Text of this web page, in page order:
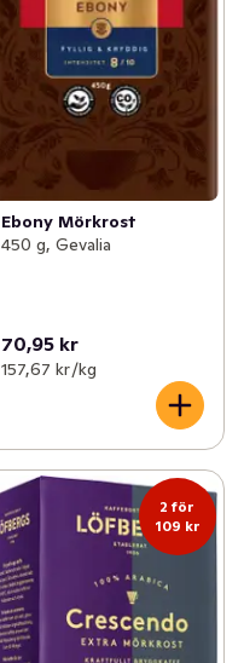
Ebony Mörkrost
450 g, Gevalia
70,95 kr
157,67 kr /kg
2 för
109 kr